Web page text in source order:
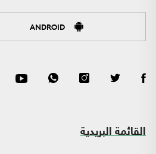
ANDROID
القائمة البريدية